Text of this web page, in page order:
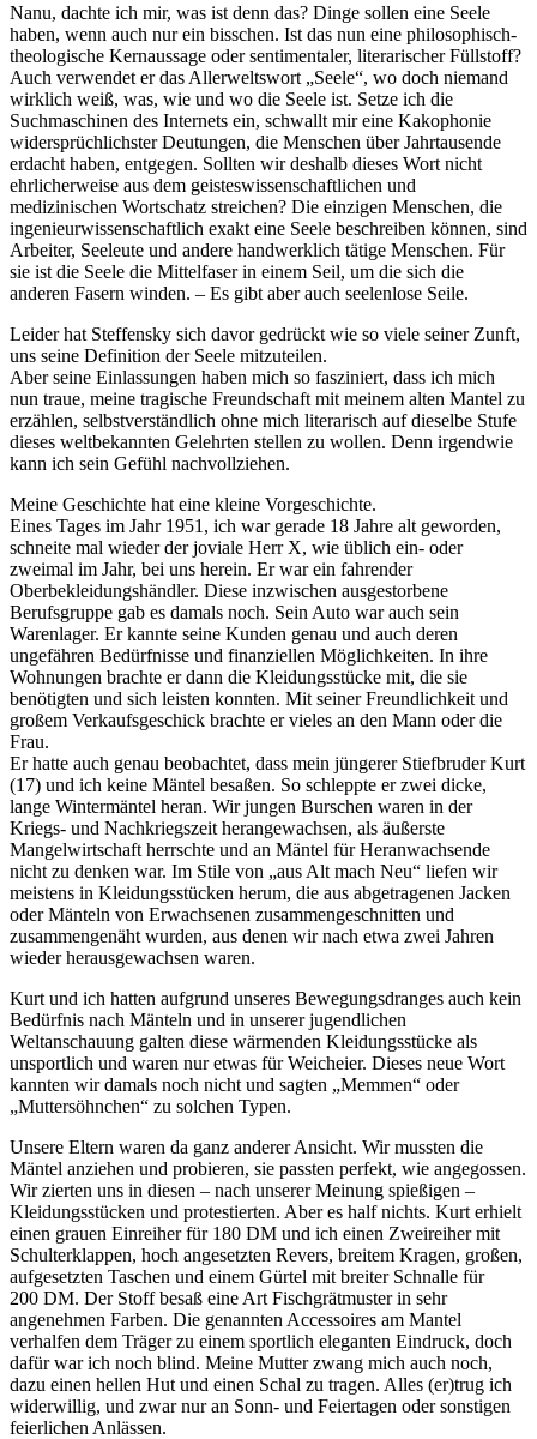
Nanu, dachte ich mir, was ist denn das? Dinge sollen eine Seele
haben, wenn auch nur ein bisschen. Ist das nun eine philosophisch-
theologische Kernaussage oder sentimentaler, literarischer Füllstoff?
Auch verwendet er das Allerweltswort
Seele , wo doch niemand
wirklich weiß, was, wie und wo die Seele ist. Setze ich die
Suchmaschinen des Internets ein, schwallt mir eine Kakophonie
widersprüchlichster Deutungen, die Menschen über Jahrtausende
erdacht haben, entgegen. Sollten wir deshalb dieses Wort nicht
ehrlicherweise aus dem geisteswissenschaftlichen und
medizinischen Wortschatz streichen? Die einzigen Menschen, die
ingenieurwissenschaftlich exakt eine Seele beschreiben können, sind
Arbeiter, Seeleute und andere handwerklich tätige Menschen. Für
sie ist die Seele die Mittelfaser in einem Seil, um die sich die
anderen Fasern winden. – Es gibt aber auch seelenlose Seile.
Leider hat Steffensky sich davor gedrückt wie so viele seiner Zunft,
uns seine Definition der Seele mitzuteilen.
Aber seine Einlassungen haben mich so fasziniert, dass ich mich
nun traue, meine tragische Freundschaft mit meinem alten Mantel zu
erzählen, selbstverständlich ohne mich literarisch auf dieselbe Stufe
dieses weltbekannten Gelehrten stellen zu wollen. Denn irgendwie
kann ich sein Gefühl nachvollziehen.
Meine Geschichte hat eine kleine Vorgeschichte.
Eines Tages im Jahr 1951, ich war gerade 18 Jahre alt geworden,
schneite mal wieder der joviale Herr X, wie üblich ein- oder
zweimal im Jahr, bei uns herein. Er war ein fahrender
Oberbekleidungshändler. Diese inzwischen ausgestorbene
Berufsgruppe gab es damals noch. Sein Auto war auch sein
Warenlager. Er kannte seine Kunden genau und auch deren
ungefähren Bedürfnisse und finanziellen Möglichkeiten. In ihre
Wohnungen brachte er dann die Kleidungsstücke mit, die sie
benötigten und sich leisten konnten. Mit seiner Freundlichkeit und
großem Verkaufsgeschick brachte er vieles an den Mann oder die
Frau.
Er hatte auch genau beobachtet, dass mein jüngerer Stiefbruder Kurt
(17) und ich keine Mäntel besaßen. So schleppte er zwei dicke,
lange Wintermäntel heran. Wir jungen Burschen waren in der
Kriegs- und Nachkriegszeit herangewachsen, als äußerste
Mangelwirtschaft herrschte und an Mäntel für Heranwachsende
nicht zu denken war. Im Stile von
aus Alt mach Neu
liefen wir
meistens in Kleidungsstücken herum, die aus abgetragenen Jacken
oder Mänteln von Erwachsenen zusammengeschnitten und
zusammengenäht wurden, aus denen wir nach etwa zwei Jahren
wieder herausgewachsen waren.
Kurt und ich hatten aufgrund unseres Bewegungsdranges auch kein
Bedürfnis nach Mänteln und in unserer jugendlichen
Weltanschauung galten diese wärmenden Kleidungsstücke als
unsportlich und waren nur etwas für Weicheier. Dieses neue Wort
kannten wir damals noch nicht und sagten
Memmen
oder
Muttersöhnchen
zu solchen Typen.
Unsere Eltern waren da ganz anderer Ansicht. Wir mussten die
Mäntel anziehen und probieren, sie passten perfekt, wie angegossen.
Wir zierten uns in diesen – nach unserer Meinung spießigen –
Kleidungsstücken und protestierten. Aber es half nichts. Kurt erhielt
einen grauen Einreiher für 180 DM und ich einen Zweireiher mit
Schulterklappen, hoch angesetzten Revers, breitem Kragen, großen,
aufgesetzten Taschen und einem Gürtel mit breiter Schnalle für
200 DM. Der Stoff besaß eine Art Fischgrätmuster in sehr
angenehmen Farben. Die genannten Accessoires am Mantel
verhalfen dem Träger zu einem sportlich eleganten Eindruck, doch
dafür war ich noch blind. Meine Mutter zwang mich auch noch,
dazu einen hellen Hut und einen Schal zu tragen. Alles (er)trug ich
widerwillig, und zwar nur an Sonn- und Feiertagen oder sonstigen
feierlichen Anlässen.